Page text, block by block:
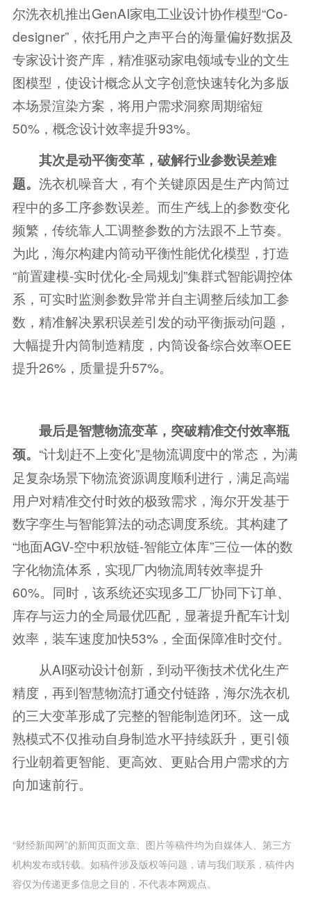
尔洗衣机推出GenAI家电工业设计协作模型“Co-
designer”，依托用户之声平台的海量偏好数据及
专家设计资产库，精准驱动家电领域专业的文生
图模型，使设计概念从文字创意快速转化为多版
本场景渲染方案，将用户需求洞察周期缩短
50%，概念设计效率提升93%。
其次是动平衡变革，破解行业参数误差难
题。 洗衣机噪音大，有个关键原因是生产内筒过
程中的多工序参数误差。而生产线上的参数变化
频繁，传统靠人工调整参数的方法跟不上节奏。
为此，海尔构建内筒动平衡性能优化模型，打造
“前置建模-实时优化-全局规划”集群式智能调控体
系，可实时监测参数异常并自主调整后续加工参
数，精准解决累积误差引发的动平衡振动问题，
大幅提升内筒制造精度，内筒设备综合效率OEE
提升26%，质量提升57%。
最后是智慧物流变革，突破精准交付效率瓶
颈。 “计划赶不上变化”是物流调度中的常态，为满
足复杂场景下物流资源调度顺利进行，满足高端
用户对精准交付时效的极致需求，海尔开发基于
数字孪生与智能算法的动态调度系统。其构建了
“地面AGV-空中积放链-智能立体库”三位一体的数
字化物流体系，实现厂内物流周转效率提升
60%。同时，该系统还实现多工厂协同下订单、
库存与运力的全局最优匹配，显著提升配车计划
效率，装车速度加快53%，全面保障准时交付。
从AI驱动设计创新，到动平衡技术优化生产
精度，再到智慧物流打通交付链路，海尔洗衣机
的三大变革形成了完整的智能制造闭环。这一成
熟模式不仅推动自身制造水平持续跃升，更引领
行业朝着更智能、更高效、更贴合用户需求的方
向加速前行。
“财经新闻网”的新闻页面文章、图片等稿件均为自媒体人、第三方
机构发布或转载。如稿件涉及版权等问题，请与我们联系，稿件内
容仅为传递更多信息之目的，不代表本网观点。